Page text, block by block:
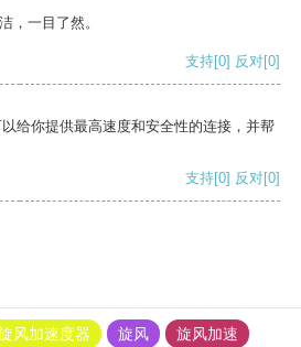
，一目了然。
支持[0] 反对[0]
给你提供最高速度和安全性的连接，并帮
支持[0] 反对[0]
风加速度器 旋风 旋风加速